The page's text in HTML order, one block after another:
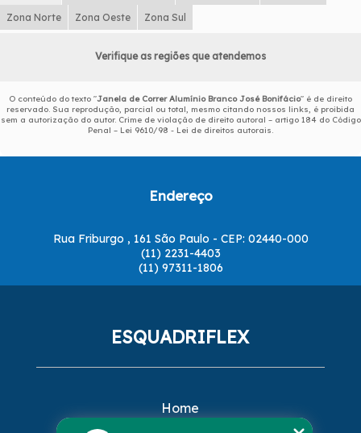
Zona Norte Zona Oeste Zona Sul
Verifique as regiões que atendemos
O conteúdo do texto "Janela de Correr Alumínio Branco José Bonifácio" é de direito
reservado. Sua reprodução, parcial ou total, mesmo citando nossos links, é proibida
sem a autorização do autor. Crime de violação de direito autoral – artigo 184 do Código
Penal – Lei 9610/98 - Lei de direitos autorais.
Endereço
Rua Friburgo , 161 São Paulo - CEP: 02440-000
(11) 2231-4403
(11) 97311-1806
ESQUADRIFLEX
Home